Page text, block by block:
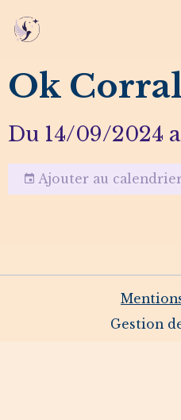
Ok Corral
Du 14/09/2024
Ajouter au
Gestion